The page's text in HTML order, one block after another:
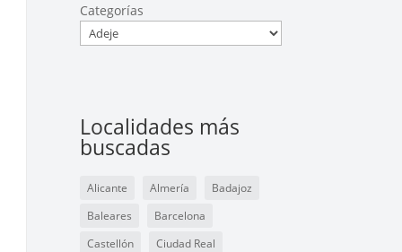
Categorías
Localidades más
buscadas
Alicante Almería
Badajoz
Baleares
Barcelona
Castellón
Ciudad Real